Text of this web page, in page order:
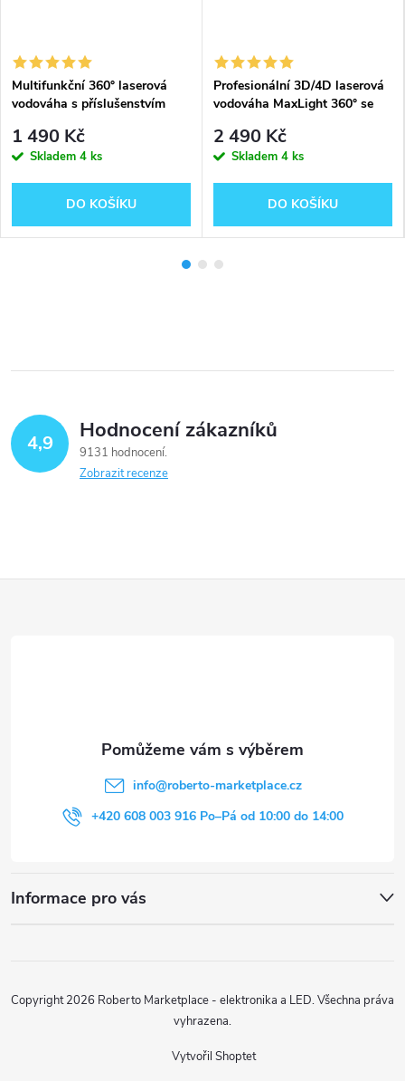
Multifunkční 360° laserová
vodováha s příslušenstvím
1 490 Kč
Skladem 4 ks
DO KOŠÍKU
Profesionální 3D/4D laserová
vodováha MaxLight 360° se
příslušenstvím
2 490 Kč
Skladem 4 ks
DO KOŠÍKU
4,9 Hodnocení zákazníků
9131 hodnocení
Zobrazit recenze
info@roberto-marketplace.cz
+420 608 003 916 Po–Pá od 10:00 do 14:00
Informace pro vás
Vytvořil Shoptet
Copyright 2026 Roberto Marketplace - elektronika a LED. Všechna práva
vyhrazena.